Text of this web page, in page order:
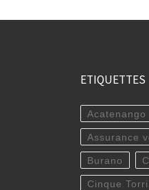
ETIQUETTES
Acatenango
Assurance
Burano
Cinque Torri